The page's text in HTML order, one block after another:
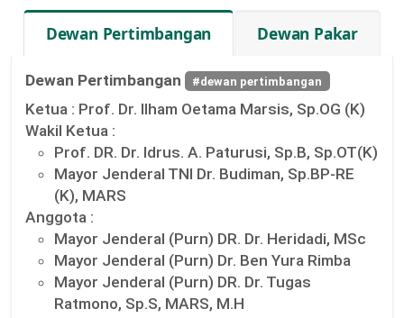
Dewan Pertimbangan Dewan Pakar
Dewan Pertimbangan #dewan pertimbangan
Ketua : Prof. Dr. Ilham Oetama Marsis, Sp.OG (K)
Wakil Ketua :
Prof. DR. Dr. Idrus. A. Paturusi, Sp.B, Sp.OT(K)
Mayor Jenderal TNI Dr. Budiman, Sp.BP-RE
(K), MARS
Anggota :
Mayor Jenderal (Purn) DR. Dr. Heridadi, MSc
Mayor Jenderal (Purn) Dr. Ben Yura Rimba
Mayor Jenderal (Purn) DR. Dr. Tugas
Ratmono, Sp.S, MARS, M.H